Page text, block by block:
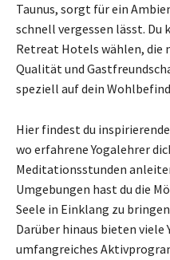
Taunus, sorgt für ein
schnell vergessen lässt. Du
Retreat Hotels wählen, die
Qualität und
speziell auf dein
Hier findest du
wo erfahrene Yogalehrer
Meditationsstunden
Umgebungen hast du die
Seele in Einklang zu
Darüber hinaus bieten viele
umfangreiches